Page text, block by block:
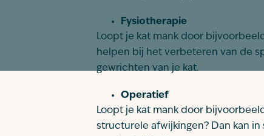
Fysiotherapie
Loopt je kat mank door
helpen bij het verbeteren van de
gewrichten van je kat.
Operatief
Loopt je kat mank door
structurele afwijkingen? Dan kan